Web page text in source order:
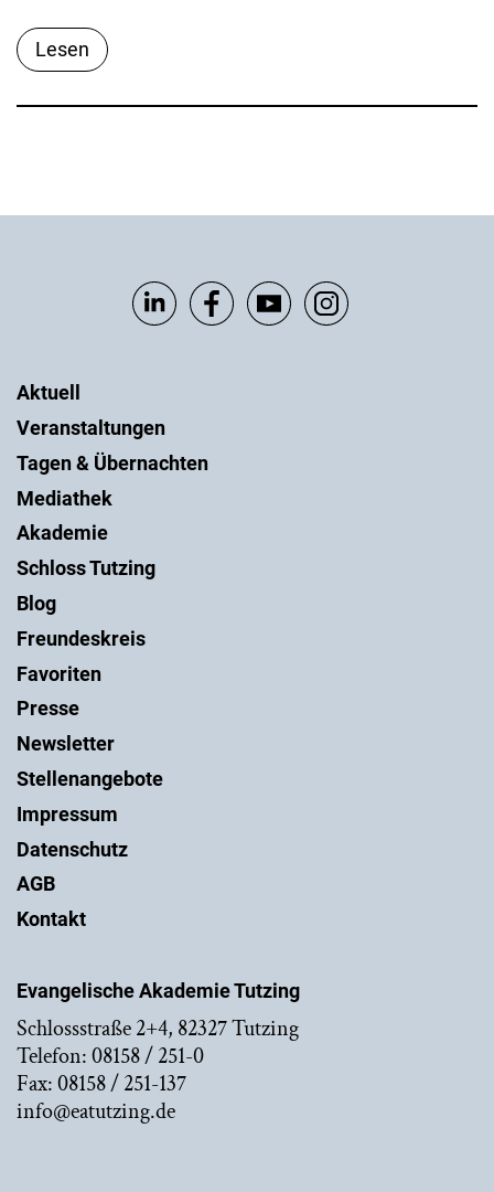
Lesen
Evangelische Akademie Tutzing
Schlossstraße 2+4, 82327 Tutzing
Telefon: 08158 / 251-0
Fax: 08158 / 251-137
info@eatutzing.de
Aktuell
Veranstaltungen
Tagen & Übernachten
Mediathek
Akademie
Schloss Tutzing
Blog
Freundeskreis
Favoriten
Presse
Newsletter
Stellenangebote
Impressum
Datenschutz
AGB
Kontakt